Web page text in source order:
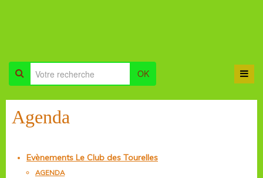
OK
Agenda
Evènements Le Club des Tourelles
AGENDA